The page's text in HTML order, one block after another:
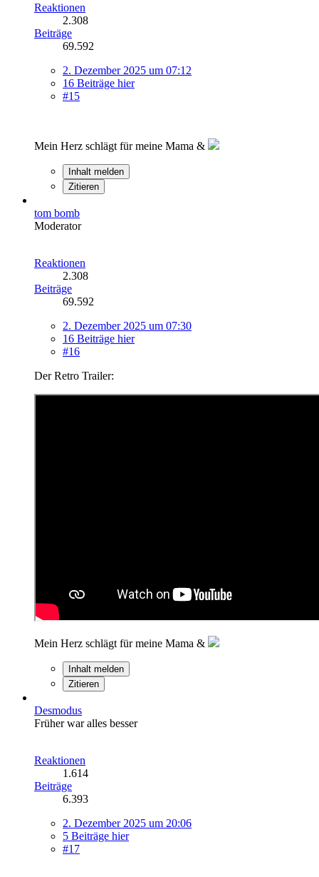
Reaktionen
2.308
Beiträge
69.592
2. Dezember 2025 um 07:12
16 Beiträge hier
#15
Mein Herz schlägt für meine Mama &
Inhalt melden
Zitieren
tom bomb
Moderator
Reaktionen
2.308
Beiträge
69.592
2. Dezember 2025 um 07:30
16 Beiträge hier
#16
Der Retro Trailer:
Mein Herz schlägt für meine Mama &
Inhalt melden
Zitieren
Desmodus
Früher war alles besser
Reaktionen
1.614
Beiträge
6.393
2. Dezember 2025 um 20:06
5 Beiträge hier
#17